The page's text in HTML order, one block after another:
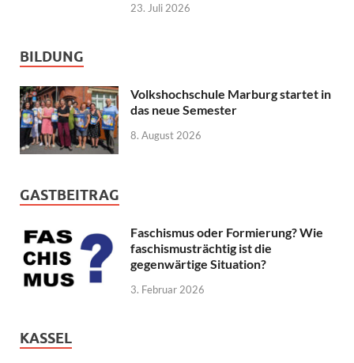
23. Juli 2026
BILDUNG
Volkshochschule Marburg startet in
das neue Semester
8. August 2026
GASTBEITRAG
Faschismus oder Formierung? Wie
faschismusträchtig ist die
gegenwärtige Situation?
3. Februar 2026
KASSEL